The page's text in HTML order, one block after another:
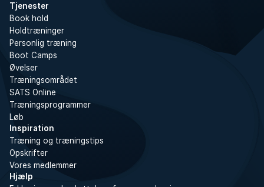
Tjenester
Book hold
Holdtræninger
Personlig træning
Boot Camps
Øvelser
Træningsområdet
SATS Online
Træningsprogrammer
Løb
Inspiration
Træning og træningstips
Opskrifter
Vores medlemmer
Hjælp